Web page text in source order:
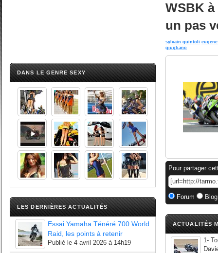
DANS LE GENRE SEXY
LES DERNIÈRES ACTUALITÉS
Essai Yamaha Ténéré 700 World
Raid, les points à retenir
Publié le 4 avril 2026 à 14h19
WSBK
un pas
sylvain guintoli
giugliano
Pour partager
Forum
ACTUALITÉS
1-